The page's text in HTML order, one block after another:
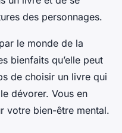
des personnages.
le monde de la
bienfaits qu’elle peut
de choisir un livre qui
dévorer. Vous en
votre bien-être mental.